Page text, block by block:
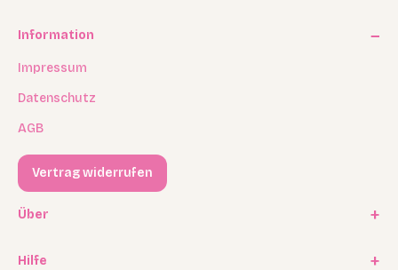
Information
Impressum
Datenschutz
AGB
Vertrag widerrufen
Über
Hilfe